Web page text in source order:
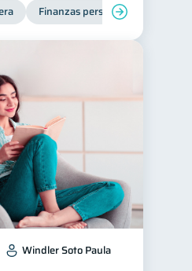
Finanzas personales
Windler Soto Paula